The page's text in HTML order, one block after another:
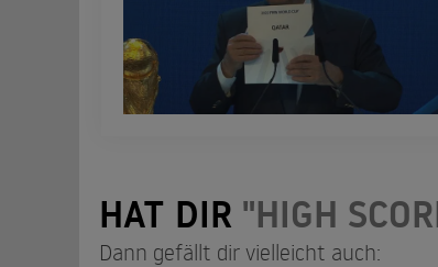
HAT DIR "HIGH
Dann gefällt dir vielleicht auch: